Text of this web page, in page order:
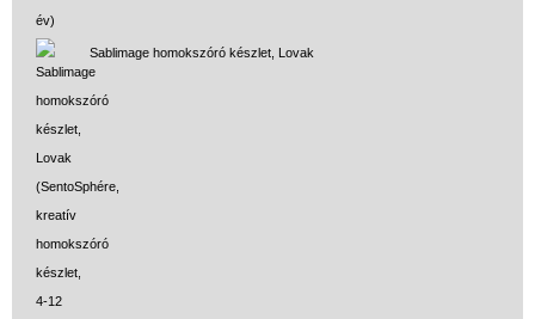
Sablimage homokszóró készlet, Lovak